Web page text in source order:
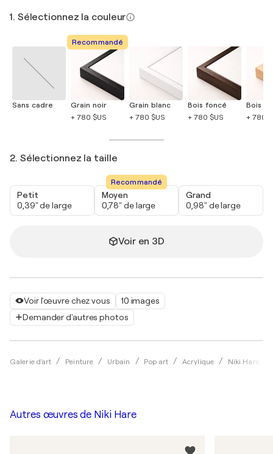
Voir l'œuvre chez vous
10 images
Demander d'autres photos
Galerie d'art Peinture Urbain Pop art Acrylique Niki Hare
1. Sélectionnez la couleur
Sans cadre
Recommandé
Grain noir
+ 780 $US
Grain blanc
+ 780 $US
Bois foncé
+ 780 $US
Bois
+ 780
2. Sélectionnez la taille
Petit
0,39" de large
Recommandé
Moyen
0,78" de large
Grand
0,98" de large
Voir en 3D
Autres œuvres de Niki Hare